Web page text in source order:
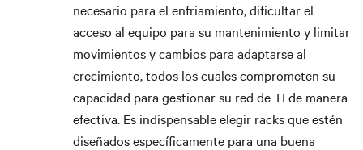
necesario para el enfriamiento, dificultar el
acceso al equipo para su mantenimiento y limitar
movimientos y cambios para adaptarse al
crecimiento, todos los cuales comprometen su
capacidad para gestionar su red de TI de manera
efectiva. Es indispensable elegir racks que estén
diseñados específicamente para una buena